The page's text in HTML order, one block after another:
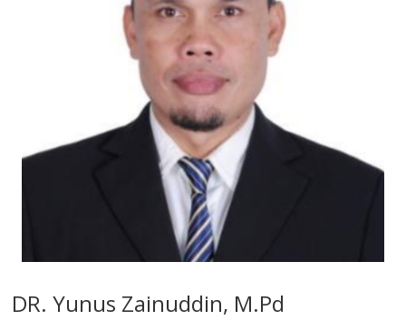
DR. Yunus Zainuddin, M.Pd